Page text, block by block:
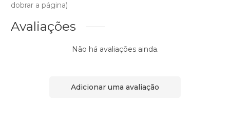
dobrar a página)
Avaliações
Não há avaliações ainda.
Adicionar uma avaliação